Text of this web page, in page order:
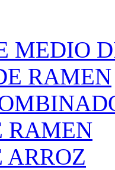
MEDIO
RAMEN